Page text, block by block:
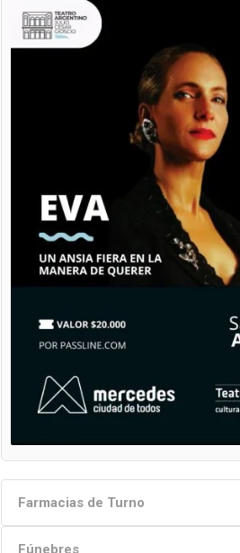
Farmacias de Turno
Fúnebres